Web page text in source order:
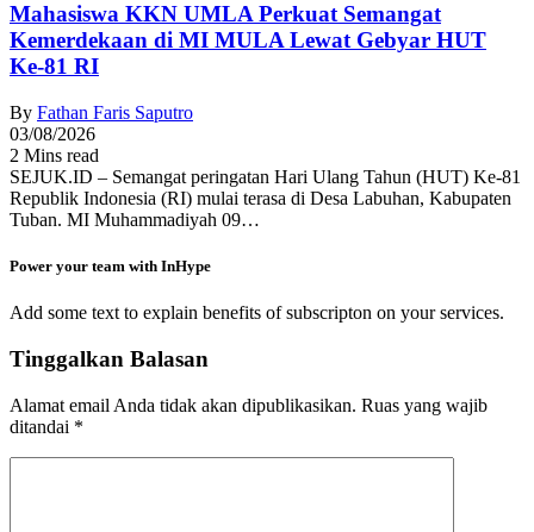
Mahasiswa KKN UMLA Perkuat Semangat
Kemerdekaan di MI MULA Lewat Gebyar HUT
Ke-81 RI
By Fathan Faris Saputro
03/08/2026
2 Mins read
SEJUK.ID – Semangat peringatan Hari Ulang Tahun (HUT) Ke-81
Republik Indonesia (RI) mulai terasa di Desa Labuhan, Kabupaten
Tuban. MI Muhammadiyah 09…
Power your team with InHype
Add some text to explain benefits of subscripton on your services.
Tinggalkan Balasan
Alamat email Anda tidak akan dipublikasikan. Ruas yang wajib
ditandai *